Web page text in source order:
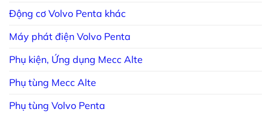
Động cơ Volvo Penta khác
Máy phát điện Volvo Penta
Phụ kiện, Ứng dụng Mecc Alte
Phụ tùng Mecc Alte
Phụ tùng Volvo Penta